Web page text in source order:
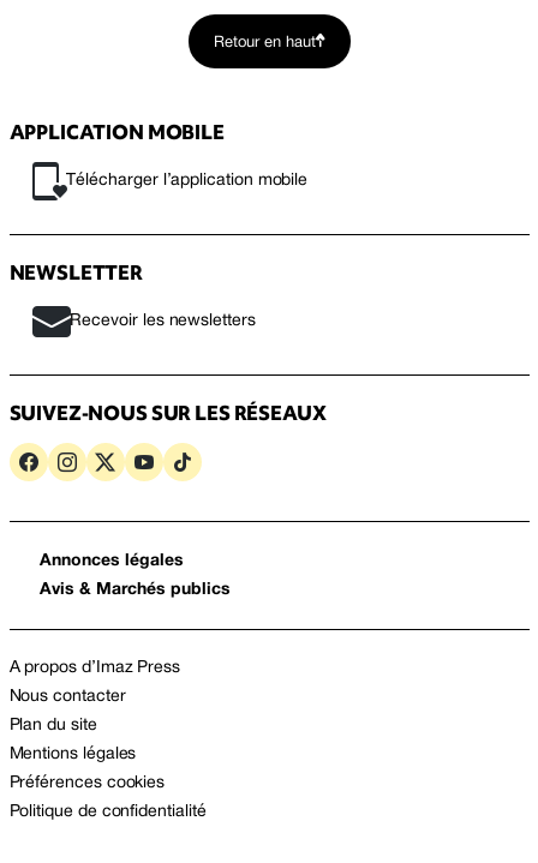
Retour en haut
APPLICATION MOBILE
Télécharger l’application mobile
NEWSLETTER
Recevoir les newsletters
SUIVEZ-NOUS SUR LES RÉSEAUX
Annonces légales
Avis & Marchés publics
A propos d’Imaz Press
Nous contacter
Plan du site
Mentions légales
Préférences cookies
Politique de confidentialité